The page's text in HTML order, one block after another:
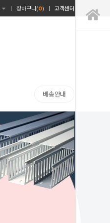
장바구니(0) 고객센터
배송안내